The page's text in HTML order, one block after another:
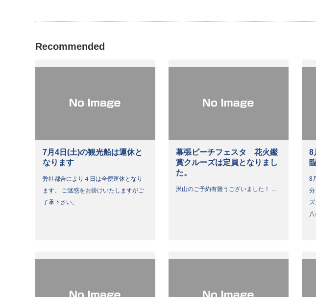
Recommended
7月4日(土)の観光船は運休と
なります
弊社都合により４日は全便運休となり
ます。 ご迷惑をお掛けいたしますがご
了承下さい。 …
幕張ビーチフェスタ 花火鑑
賞クルーズは定員となりまし
た。
沢山のご予約有難うございました！ …
8
8